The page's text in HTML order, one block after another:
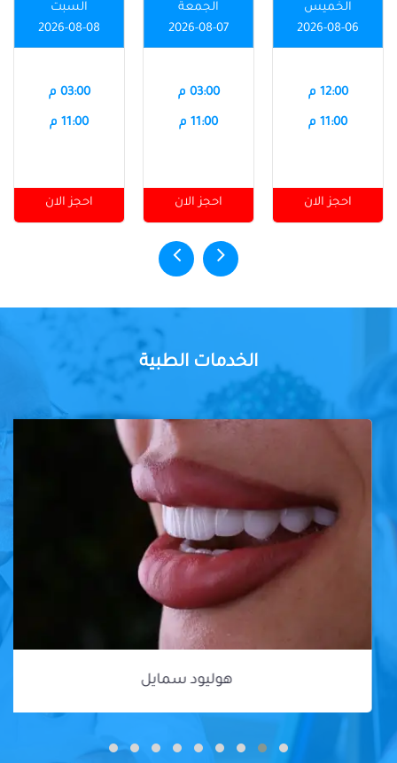
الخميس
2026-08-06
12:00 م
11:00 م
احجز الان
الجمعة
2026-08-07
03:00 م
11:00 م
احجز الان
السبت
2026-08-08
03:00 م
11:00 م
احجز الان
الخدمات الطبية
هوليود سمايل